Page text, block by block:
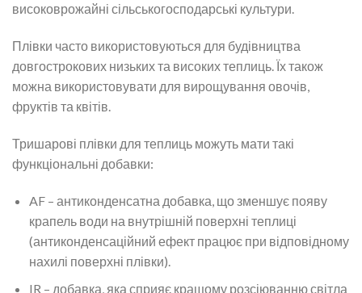
високоврожайні сільськогосподарські культури.
Плівки часто використовуються для будівництва
довгострокових низьких та високих теплиць. Їх також
можна використовувати для вирощування овочів,
фруктів та квітів.
Тришарові плівки для теплиць можуть мати такі
функціональні добавки:
AF – антиконденсатна добавка, що зменшує появу
крапель води на внутрішній поверхні теплиці
(антиконденсаційний ефект працює при відповідному
нахилі поверхні плівки).
IR – добавка, яка сприяє кращому розсіюванню світла